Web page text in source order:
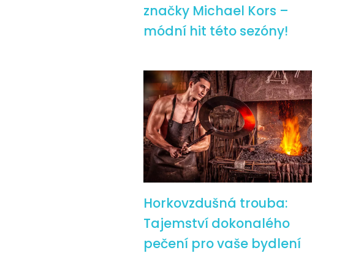
značky Michael Kors –
módní hit této sezóny!
Horkovzdušná trouba:
Tajemství dokonalého
pečení pro vaše bydlení